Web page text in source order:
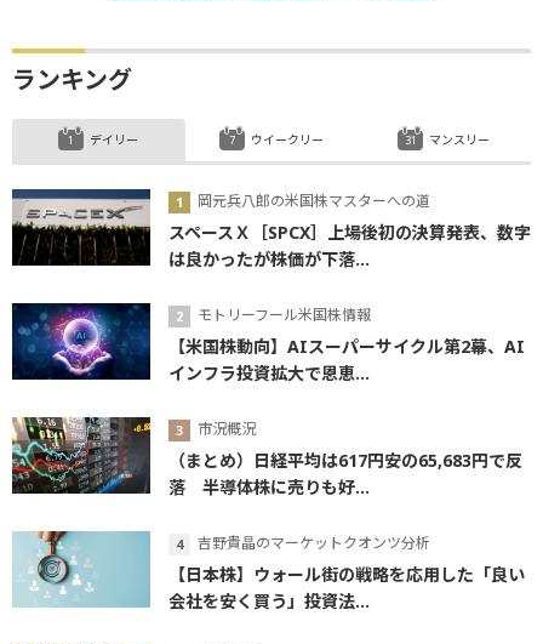
ランキング
デイリー
岡元兵八郎の米国株マスターへの道
スペースＸ［SPCX］上場後初の決算発表、数字
は良かったが株価が下落...
モトリーフール米国株情報
【米国株動向】AIスーパーサイクル第2幕、AI
インフラ投資拡大で恩恵...
市況概況
（まとめ）日経平均は617円安の65,683円で反
落 半導体株に売りも好...
吉野貴晶のマーケットクオンツ分析
【日本株】ウォール街の戦略を応用した「良い
会社を安く買う」投資法...
ウイークリー マンスリー